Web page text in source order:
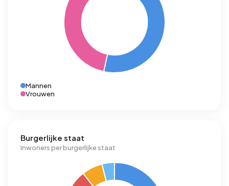
Mannen
Vrouwen
Burgerlijke staat
Inwoners per burgerlijke staat